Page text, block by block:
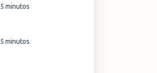
5 minutos
5 minutos